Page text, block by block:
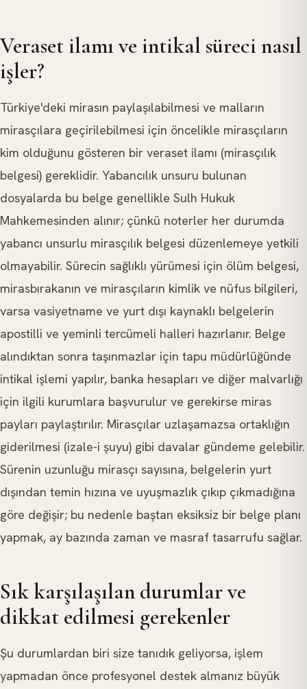
Veraset ilamı ve intikal süreci nasıl
işler?
Türkiye'deki mirasın paylaşılabilmesi ve malların
mirasçılara geçirilebilmesi için öncelikle mirasçıların
kim olduğunu gösteren bir veraset ilamı (mirasçılık
belgesi) gereklidir. Yabancılık unsuru bulunan
dosyalarda bu belge genellikle Sulh Hukuk
Mahkemesinden alınır; çünkü noterler her durumda
yabancı unsurlu mirasçılık belgesi düzenlemeye yetkili
olmayabilir. Sürecin sağlıklı yürümesi için ölüm belgesi,
mirasbırakanın ve mirasçıların kimlik ve nüfus bilgileri,
varsa vasiyetname ve yurt dışı kaynaklı belgelerin
apostilli ve yeminli tercümeli halleri hazırlanır. Belge
alındıktan sonra taşınmazlar için tapu müdürlüğünde
intikal işlemi yapılır, banka hesapları ve diğer malvarlığı
için ilgili kurumlara başvurulur ve gerekirse miras
payları paylaştırılır. Mirasçılar uzlaşamazsa ortaklığın
giderilmesi (izale-i şuyu) gibi davalar gündeme gelebilir.
Sürenin uzunluğu mirasçı sayısına, belgelerin yurt
dışından temin hızına ve uyuşmazlık çıkıp çıkmadığına
göre değişir; bu nedenle baştan eksiksiz bir belge planı
yapmak, ay bazında zaman ve masraf tasarrufu sağlar.
Sık karşılaşılan durumlar ve
dikkat edilmesi gerekenler
Şu durumlardan biri size tanıdık geliyorsa, işlem
yapmadan önce profesyonel destek almanız büyük